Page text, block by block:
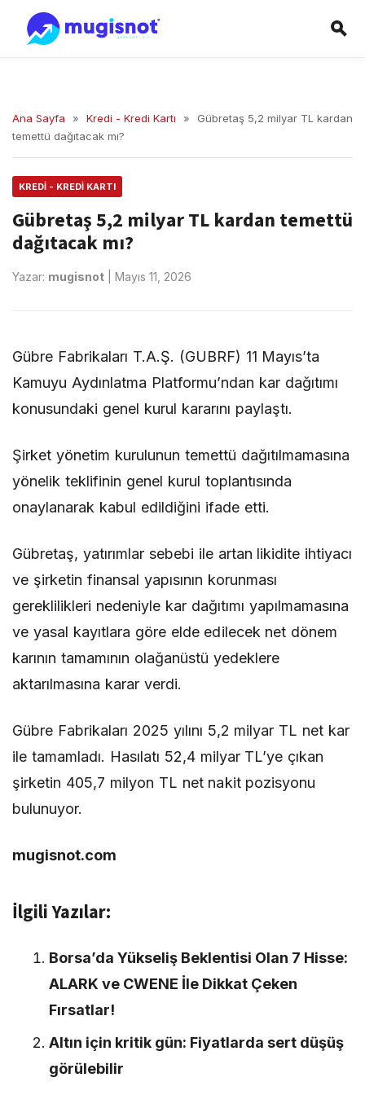
Ana Sayfa » Kredi - Kredi Kartı »
Gübretaş 5,2 milyar TL kardan
temettü dağıtacak mı?
KREDI - KREDI KARTI
Gübretaş 5,2 milyar TL kardan temettü
dağıtacak mı?
Yazar: mugisnot Mayıs 11, 2026
Gübre Fabrikaları T.A.Ş. (GUBRF) 11 Mayıs’ta
Kamuyu Aydınlatma Platformu’ndan kar dağıtımı
konusundaki genel kurul kararını paylaştı.
Şirket yönetim kurulunun temettü dağıtılmamasına
yönelik teklifinin genel kurul toplantısında
onaylanarak kabul edildiğini ifade etti.
Gübretaş, yatırımlar sebebi ile artan likidite ihtiyacı
ve şirketin finansal yapısının korunması
gereklilikleri nedeniyle kar dağıtımı yapılmamasına
ve yasal kayıtlara göre elde edilecek net dönem
karının tamamının olağanüstü yedeklere
aktarılmasına karar verdi.
Gübre Fabrikaları 2025 yılını 5,2 milyar TL net kar
ile tamamladı. Hasılatı 52,4 milyar TL’ye çıkan
şirketin 405,7 milyon TL net nakit pozisyonu
bulunuyor.
mugisnot.com
İlgili Yazılar:
Borsa’da Yükseliş Beklentisi Olan 7 Hisse:
ALARK ve CWENE İle Dikkat Çeken
Fırsatlar!
Altın için kritik gün: Fiyatlarda sert düşüş
görülebilir